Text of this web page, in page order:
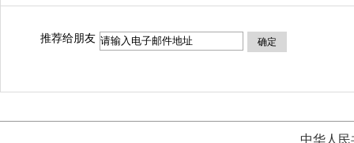
推荐给朋友 确定
中华人